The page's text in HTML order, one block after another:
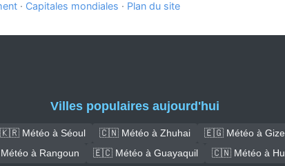
· Capitales mondiales · Plan du site
Villes populaires aujourd'hui
🇰🇷 Météo à Séoul 🇨🇳 Météo à Zhuhai 🇪🇬 Météo à
à Rangoun 🇪🇨 Météo à Guayaquil 🇨🇳 Météo à